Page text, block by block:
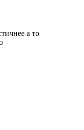
а то